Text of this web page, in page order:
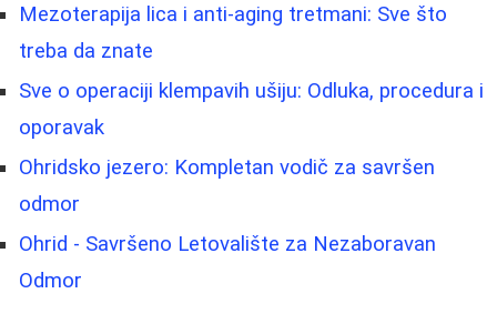
Mezoterapija lica i anti-aging tretmani: Sve što
treba da znate
Sve o operaciji klempavih ušiju: Odluka, procedura i
oporavak
Ohridsko jezero: Kompletan vodič za savršen
odmor
Ohrid - Savršeno Letovalište za Nezaboravan
Odmor